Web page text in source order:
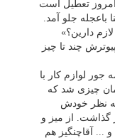
تعطیل است
باعجله جلو آمد.
دارین؟»
چند تا چیز
جور لوازم کار با
چیزی شد که
نظر خودش
گذاشت. از میز و
... آقاچنگیز هم